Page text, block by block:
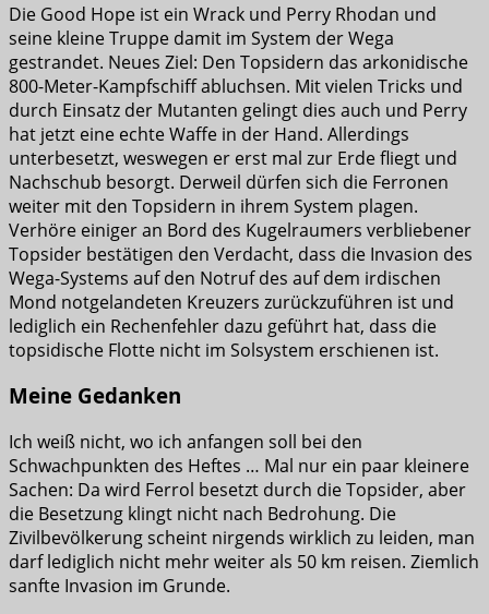
Die Good Hope ist ein Wrack und Perry Rhodan und
seine kleine Truppe damit im System der Wega
gestrandet. Neues Ziel: Den Topsidern das arkonidische
800-Meter-Kampfschiff abluchsen. Mit vielen Tricks und
durch Einsatz der Mutanten gelingt dies auch und Perry
hat jetzt eine echte Waffe in der Hand. Allerdings
unterbesetzt, weswegen er erst mal zur Erde fliegt und
Nachschub besorgt. Derweil dürfen sich die Ferronen
weiter mit den Topsidern in ihrem System plagen.
Verhöre einiger an Bord des Kugelraumers verbliebener
Topsider bestätigen den Verdacht, dass die Invasion des
Wega-Systems auf den Notruf des auf dem irdischen
Mond notgelandeten Kreuzers zurückzuführen ist und
lediglich ein Rechenfehler dazu geführt hat, dass die
topsidische Flotte nicht im Solsystem erschienen ist.
Meine Gedanken
Ich weiß nicht, wo ich anfangen soll bei den
Schwachpunkten des Heftes … Mal nur ein paar kleinere
Sachen: Da wird Ferrol besetzt durch die Topsider, aber
die Besetzung klingt nicht nach Bedrohung. Die
Zivilbevölkerung scheint nirgends wirklich zu leiden, man
darf lediglich nicht mehr weiter als 50 km reisen. Ziemlich
sanfte Invasion im Grunde.